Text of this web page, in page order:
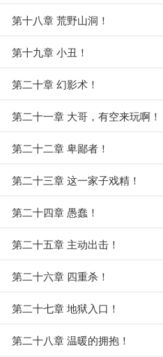
第十八章 荒野山洞！
第十九章 小丑！
第二十章 幻影术！
第二十一章 大哥，有空来玩啊！
第二十二章 卑鄙者！
第二十三章 这一家子戏精！
第二十四章 愚蠢！
第二十五章 主动出击！
第二十六章 四重杀！
第二十七章 地狱入口！
第二十八章 温暖的拥抱！